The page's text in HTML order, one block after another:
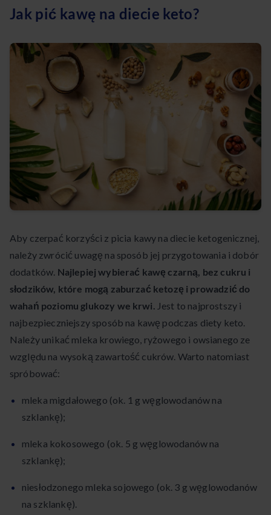
Jak pić kawę na diecie keto?
Aby czerpać korzyści z picia kawy na diecie ketogenicznej,
należy zwrócić uwagę na sposób jej przygotowania i dobór
dodatków. Najlepiej wybierać kawę czarną, bez cukru i
słodzików, które mogą zaburzać ketozę i prowadzić do
wahań poziomu glukozy we krwi. Jest to najprostszy i
najbezpieczniejszy sposób na kawę podczas diety keto.
Należy unikać mleka krowiego, ryżowego i owsianego ze
względu na wysoką zawartość cukrów. Warto natomiast
spróbować:
mleka migdałowego (ok. 1 g węglowodanów na
szklankę);
mleka kokosowego (ok. 5 g węglowodanów na
szklankę);
niesłodzonego mleka sojowego (ok. 3 g węglowodanów
na szklankę).